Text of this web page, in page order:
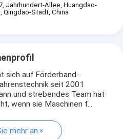
Jahrhundert-Allee, Huangdao-
Qingdao-Stadt, China
sich auf Förderband-
seit 2001
und strebendes Team hat
wenn sie Maschinen f...
mehr an